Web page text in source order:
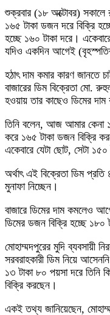
শুক্রবার (১৮ অক্টোবর) সকালে
১৬৫ টাকা ডজন দরে বিক্রি
হচ্ছে ১৬০ টাকা দরে।
যদিও একদিন আগেই
হঠাৎ দাম কমার কারণ জানতে
বাজারের ডিম বিক্রেতা মো.
হওয়ায় তার কাছেও ডিমের দাম
তিনি বলেন, আজ আমার কেনা
করে ১৬৫ টাকা ডজন বিক্রি
একেবারে যেটা ছোট, সেটা
অর্থাৎ এই বিক্রেতা ডিম
মুনাফা নিচ্ছেন।
বাজারে ডিমের দাম কমলেও
ডিমের ডজন বিক্রি হচ্ছে ১৮০
মোহাম্মদপুরের মুদি ব্যবসায়ী
সরবরাহকারী ডিম নিয়ে
১৩ টাকা ৮০ পয়সা দরে তিনি
বিক্রি করছেন।
একই তথ্য জানিয়েছেন,